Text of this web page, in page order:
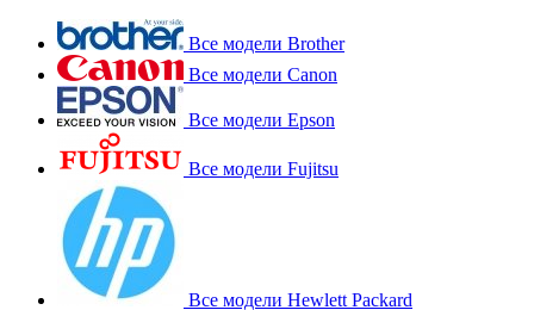
Все модели Brother
Все модели Canon
Все модели Epson
Все модели Fujitsu
Все модели Hewlett Packard